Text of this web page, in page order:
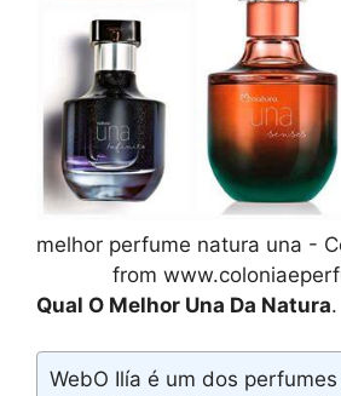
melhor perfume natura una -
from
Qual O Melhor Una Da Natura.
WebO Ilía é um dos